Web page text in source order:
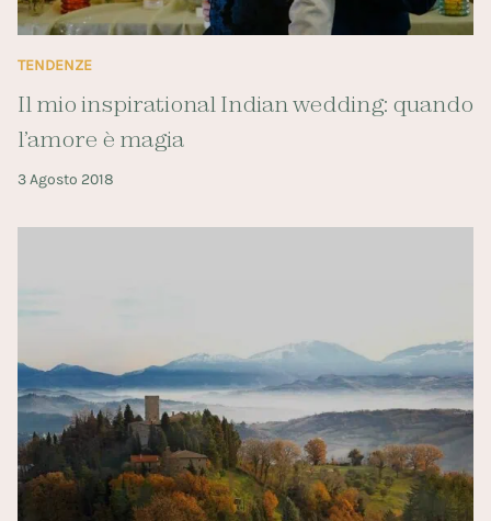
TENDENZE
Il mio inspirational Indian wedding: quando
l’amore è magia
3 Agosto 2018